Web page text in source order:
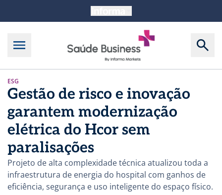
ESG
Gestão de risco e inovação
garantem modernização
elétrica do Hcor sem
paralisações
Projeto de alta complexidade técnica atualizou toda a
infraestrutura de energia do hospital com ganhos de
eficiência, segurança e uso inteligente do espaço físico.